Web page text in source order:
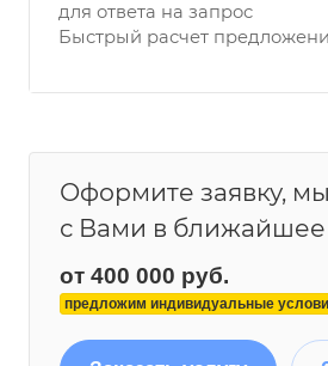
для ответа на запрос
Быстрый расчет
Оформите заявку,
с Вами в
от 400 000 руб.
предложим индивидуальные